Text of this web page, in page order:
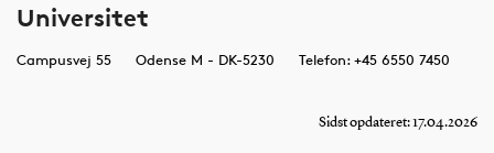
Universitet
Campusvej 55 Odense M - DK-5230 Telefon: +45 6550 7450
Sidst opdateret: 17.04.2026